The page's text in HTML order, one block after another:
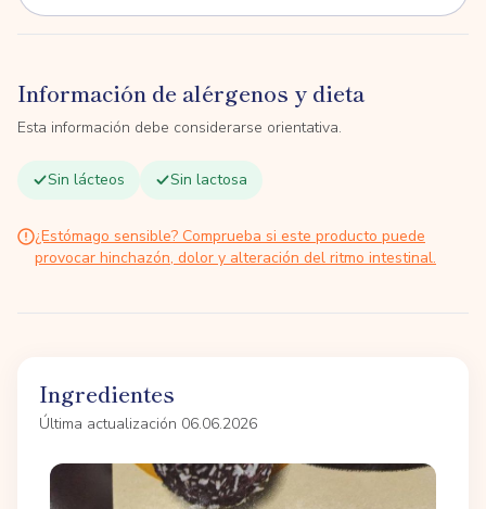
Información de alérgenos y dieta
Esta información debe considerarse orientativa.
Sin lácteos Sin lactosa
¿Estómago sensible? Comprueba si este producto puede
provocar hinchazón, dolor y alteración del ritmo intestinal.
Ingredientes
Última actualización 06.06.2026